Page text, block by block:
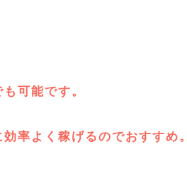
可能です。
率よく稼げるのでおすすめ。